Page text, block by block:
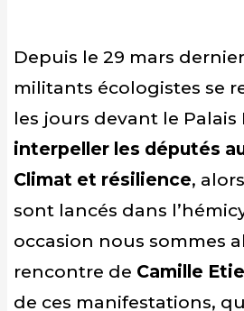
Depuis le 29 mars
militants écologistes se
les jours devant le
interpeller les députés
Climat et résilience,
sont lancés dans
occasion nous sommes
rencontre de Camille
de ces manifestations,